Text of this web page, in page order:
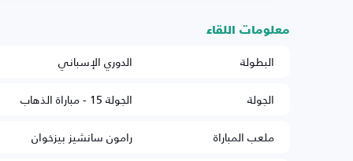
معلومات اللقاء
البطولة
الدوري الإسباني
الجولة
الجولة 15 - مباراة الذهاب
ملعب المباراة
رامون سانشيز بيزخوان